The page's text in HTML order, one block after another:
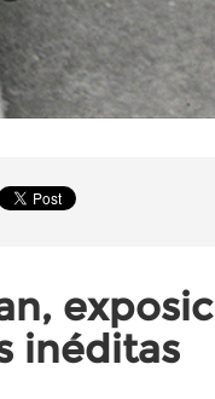
inéditas